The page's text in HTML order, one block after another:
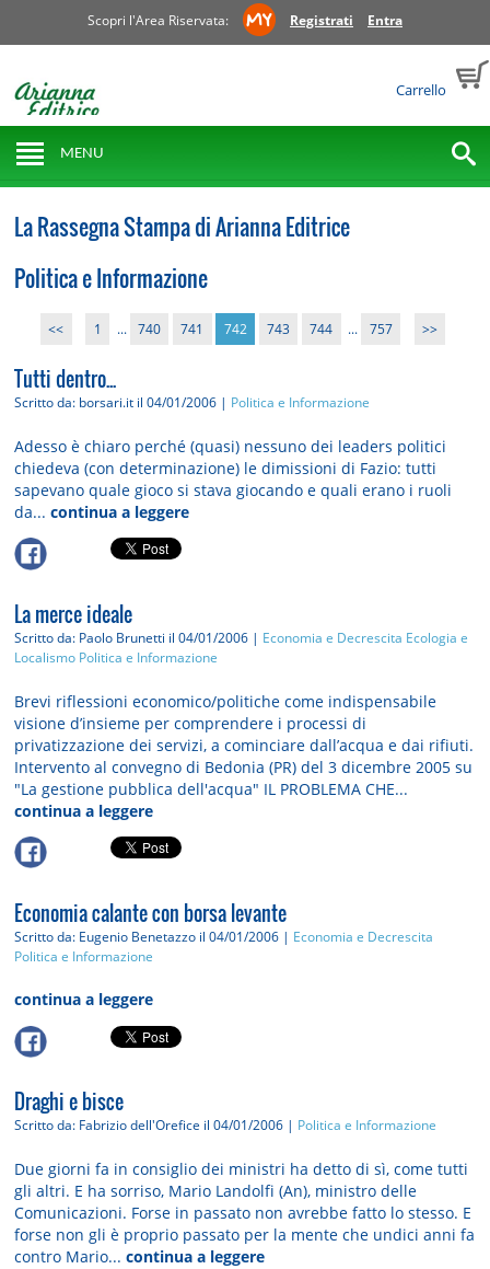
Scopri l'Area Riservata: Registrati Entra
Carrello
MENU
La Rassegna Stampa di Arianna Editrice
Politica e Informazione
<< 1 ... 740 741 742 743 744 ... 757 >>
Tutti dentro...
Scritto da: borsari.it il 04/01/2006 | Politica e Informazione
Adesso è chiaro perché (quasi) nessuno dei leaders politici
chiedeva (con determinazione) le dimissioni di Fazio: tutti
sapevano quale gioco si stava giocando e quali erano i ruoli
da...continua a leggere
La merce ideale
Scritto da: Paolo Brunetti il 04/01/2006 | Economia e Decrescita Ecologia e
Localismo Politica e Informazione
Brevi riflessioni economico/politiche come indispensabile
visione d’insieme per comprendere i processi di
privatizzazione dei servizi, a cominciare dall’acqua e dai rifiuti.
Intervento al convegno di Bedonia (PR) del 3 dicembre 2005 su
"La gestione pubblica dell'acqua" IL PROBLEMA CHE...
continua a leggere
Economia calante con borsa levante
Scritto da: Eugenio Benetazzo il 04/01/2006 | Economia e Decrescita
Politica e Informazione
continua a leggere
Draghi e bisce
Scritto da: Fabrizio dell'Orefice il 04/01/2006 | Politica e Informazione
Due giorni fa in consiglio dei ministri ha detto di sì, come tutti
gli altri. E ha sorriso, Mario Landolfi (An), ministro delle
Comunicazioni. Forse in passato non avrebbe fatto lo stesso. E
forse non gli è proprio passato per la mente che undici anni fa
contro Mario...continua a leggere